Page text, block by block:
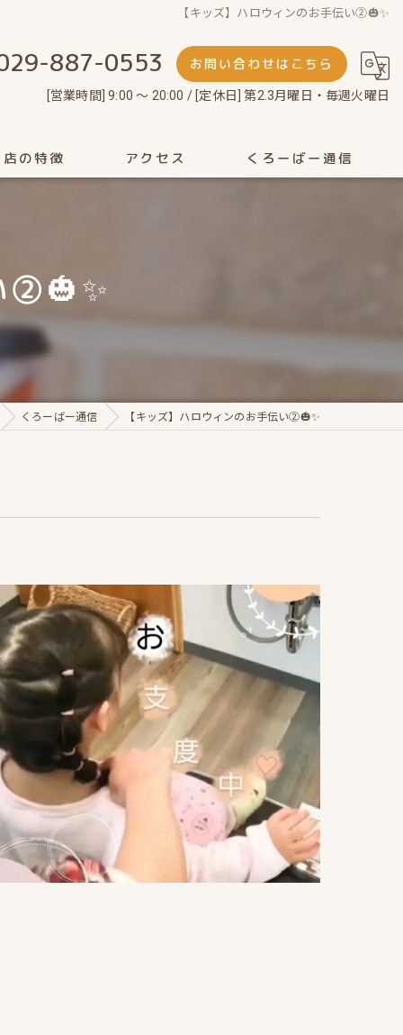
【キッズ】ハロウィンのお手伝い②🎃✨
887-0553 お問い合わせはこちら
[営業時間] 9:00 ～ 20:00 / [定休日] 第2.3月曜日・毎週火曜日
店の特徴
イシャル
ドスパ
アクセス くろーばー通信
②🎃✨
くろーばー通信 【キッズ】ハロウィンのお手伝い②🎃✨